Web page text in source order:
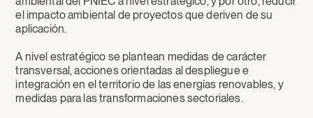
el impacto ambiental de proyectos que deriven de su
aplicación.
A nivel estratégico se plantean medidas de carácter
transversal, acciones orientadas al despliegue e
integración en el territorio de las energías renovables, y
medidas para las transformaciones sectoriales.